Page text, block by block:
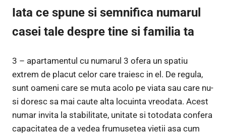
Iata ce spune si semnifica numarul
casei tale despre tine si familia ta
3 – apartamentul cu numarul 3 ofera un spatiu
extrem de placut celor care traiesc in el. De regula,
sunt oameni care se muta acolo pe viata sau care nu-
si doresc sa mai caute alta locuinta vreodata. Acest
numar invita la stabilitate, unitate si totodata confera
capacitatea de a vedea frumusetea vietii asa cum